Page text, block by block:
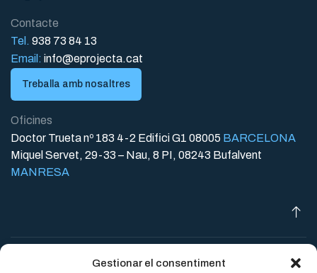
Gestionar el consentiment
Contacte
Tel. 938 73 84 13
Email: info@eprojecta.cat
Treballa amb nosaltres
Oficines
Doctor Trueta nº 183 4-2 Edifici G1 08005 BARCELONA
Miquel Servet, 29-33 – Nau, 8 PI, 08243 Bufalvent
MANRESA